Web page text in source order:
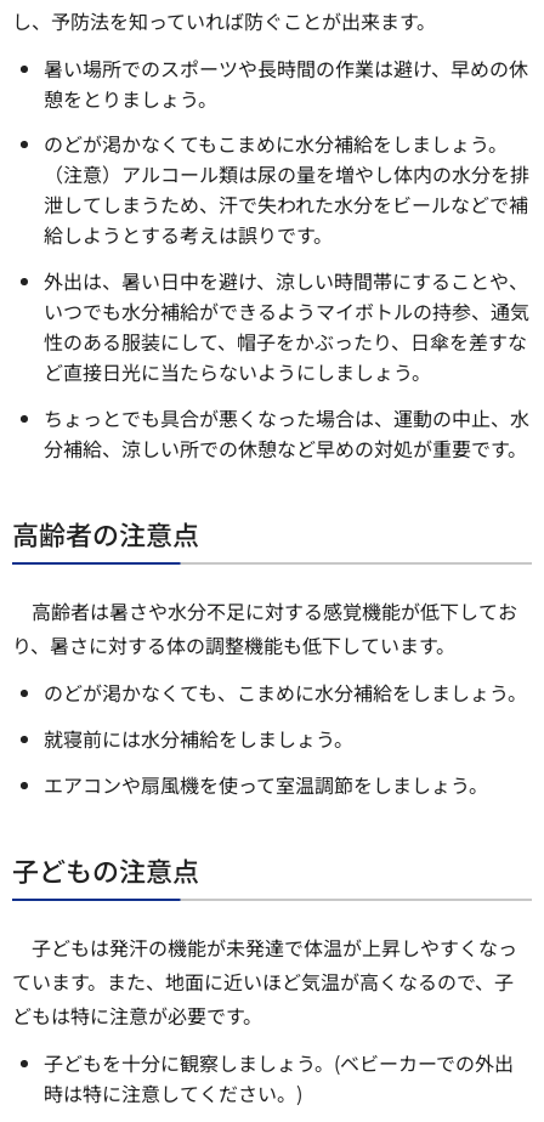
し、予防法を知っていれば防ぐことが出来ます。
暑い場所でのスポーツや長時間の作業は避け、早めの休
憩をとりましょう。
のどが渇かなくてもこまめに水分補給をしましょう。
（注意）アルコール類は尿の量を増やし体内の水分を排
泄してしまうため、汗で失われた水分をビールなどで補
給しようとする考えは誤りです。
外出は、暑い日中を避け、涼しい時間帯にすることや、
いつでも水分補給ができるようマイボトルの持参、通気
性のある服装にして、帽子をかぶったり、日傘を差すな
ど直接日光に当たらないようにしましょう。
ちょっとでも具合が悪くなった場合は、運動の中止、水
分補給、涼しい所での休憩など早めの対処が重要です。
高齢者の注意点
高齢者は暑さや水分不足に対する感覚機能が低下してお
り、暑さに対する体の調整機能も低下しています。
のどが渇かなくても、こまめに水分補給をしましょう。
就寝前には水分補給をしましょう。
エアコンや扇風機を使って室温調節をしましょう。
子どもの注意点
子どもは発汗の機能が未発達で体温が上昇しやすくなっ
ています。また、地面に近いほど気温が高くなるので、子
どもは特に注意が必要です。
子どもを十分に観察しましょう。(ベビーカーでの外出
時は特に注意してください。)